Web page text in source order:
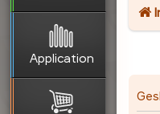
Application